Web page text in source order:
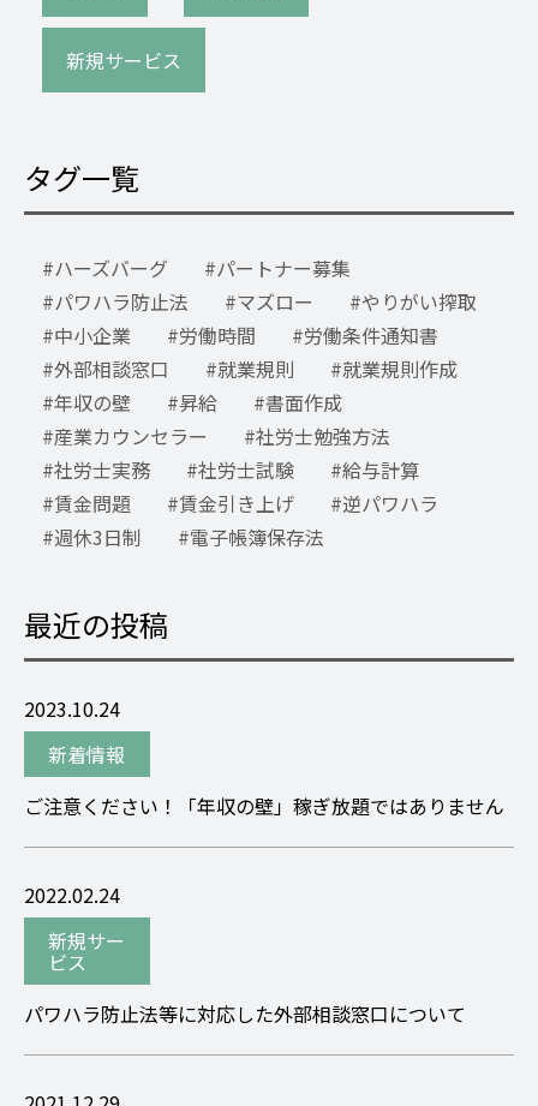
新規サービス
タグ一覧
ハーズバーグ
パートナー募集
パワハラ防止法
マズロー
やりがい搾取
中小企業
労働時間
労働条件通知書
外部相談窓口
就業規則
就業規則作成
年収の壁
昇給
書面作成
産業カウンセラー
社労士勉強方法
社労士実務
社労士試験
給与計算
賃金問題
賃金引き上げ
逆パワハラ
週休3日制
電子帳簿保存法
最近の投稿
2023.10.24
新着情報
ご注意ください！「年収の壁」稼ぎ放題ではありません
2022.02.24
新規サー
ビス
パワハラ防止法等に対応した外部相談窓口について